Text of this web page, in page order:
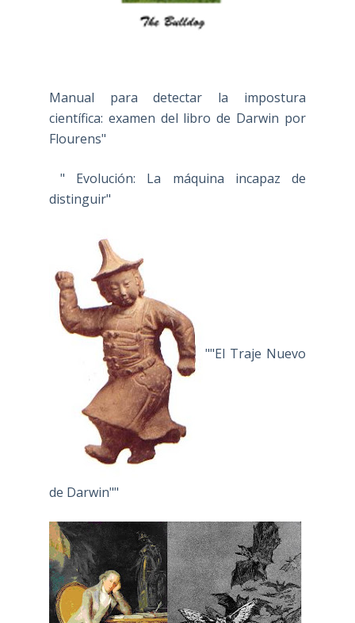
Manual para detectar la impostura
científica: examen del libro de Darwin por
Flourens"
" Evolución: La máquina incapaz de
distinguir"
""El Traje Nuevo
de Darwin""